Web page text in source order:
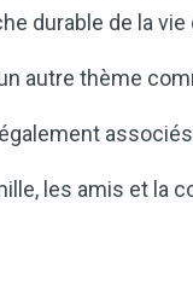
durable de la
autre thème
les amis et la